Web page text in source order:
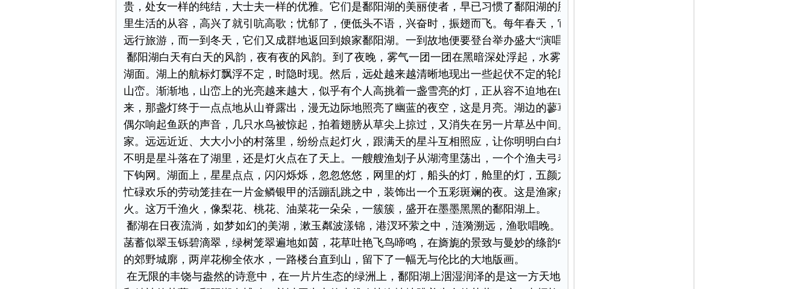
贵，处女一样的纯结，大士夫一样的优雅。它们是鄱阳湖的美丽使者，早已习惯了鄱阳湖的肥美，习惯了这
里生活的从容，高兴了就引吭高歌；忧郁了，便低头不语，兴奋时，振翅而飞。每年春天，它们都要作一次
远行旅游，而一到冬天，它们又成群地返回到娘家鄱阳湖。一到故地便要登台举办盛大“演唱会”。
鄱阳湖白天有白天的风韵，夜有夜的风韵。到了夜晚，雾气一团一团在黑暗深处浮起，水雾像轻纱般覆盖着
湖面。湖上的航标灯飘浮不定，时隐时现。然后，远处越来越清晰地现出一些起伏不定的轮廓，那是对岸的
山峦。渐渐地，山峦上的光亮越来越大，似乎有个人高挑着一盏雪亮的灯，正从容不迫地在山的那一面攀上
来，那盏灯终于一点点地从山脊露出，漫无边际地照亮了幽蓝的夜空，这是月亮。湖边的蓼草静静地摆动，
偶尔响起鱼跃的声音，几只水鸟被惊起，拍着翅膀从草尖上掠过，又消失在另一片草丛中间。湖上汊汊有人
家。远远近近、大大小小的村落里，纷纷点起灯火，跟满天的星斗互相照应，让你明明白白地入了梦境，分
不明是星斗落在了湖里，还是灯火点在了天上。一艘艘渔划子从湖湾里荡出，一个个渔夫弓着背，向湖里抛
下钩网。湖面上，星星点点，闪闪烁烁，忽忽悠悠，网里的灯，船头的灯，舱里的灯，五颜六色的灯光，把
忙碌欢乐的劳动笼挂在一片金鳞银甲的活蹦乱跳之中，装饰出一个五彩斑斓的夜。这是渔家点亮的蔟蔟渔
火。这万千渔火，像梨花、桃花、油菜花一朵朵，一簇簇，盛开在墨墨黑黑的鄱阳湖上。
鄱湖在日夜流淌，如梦如幻的美湖，漱玉粼波漾锦，港汊环萦之中，涟漪溯远，渔歌唱晚。湖水所有之处，
菡蓄似翠玉铄碧滴翠，绿树笼翠遍地如茵，花草吐艳飞鸟啼鸣，在旖旎的景致与曼妙的绦韵中，鄱阳湖沿岸
的郊野城廓，两岸花柳全依水，一路楼台直到山，留下了一幅无与伦比的大地版画。
在无限的丰饶与盎然的诗意中，在一片片生态的绿洲上，鄱阳湖上洇湿润泽的是这一方天地人民的心灵胚芽